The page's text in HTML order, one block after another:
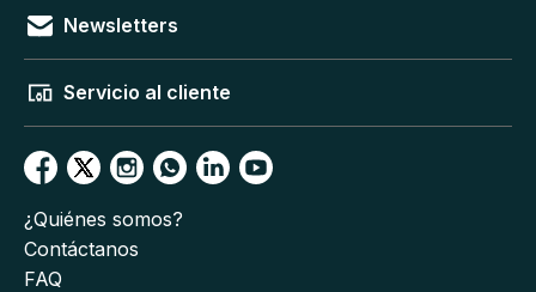
Newsletters
Servicio al cliente
¿Quiénes somos?
Contáctanos
FAQ